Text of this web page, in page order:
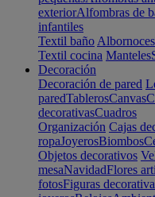
exteriorAlfombras de
infantiles
Textil baño Albornoces
Textil cocina Manteles
Decoración
Decoración de pared
paredTablerosCanvas
decorativasCuadros
Organización Cajas
ropaJoyerosBiombos
Objetos decorativos
mesaNavidadFlores
fotosFiguras